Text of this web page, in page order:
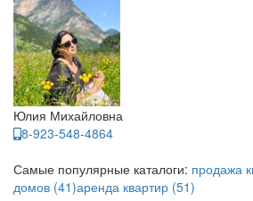
Юлия Михайловна
8-923-548-4864
Самые популярные каталоги: продажа
домов (41)аренда квартир (51)